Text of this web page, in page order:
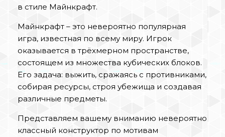
в стиле Майнкрафт.
Майнкрафт – это невероятно популярная
игра, известная по всему миру. Игрок
оказывается в трёхмерном пространстве,
состоящем из множества кубических блоков.
Его задача: выжить, сражаясь с противниками,
собирая ресурсы, строя убежища и создавая
различные предметы.
Представляем вашему вниманию невероятно
классный конструктор по мотивам